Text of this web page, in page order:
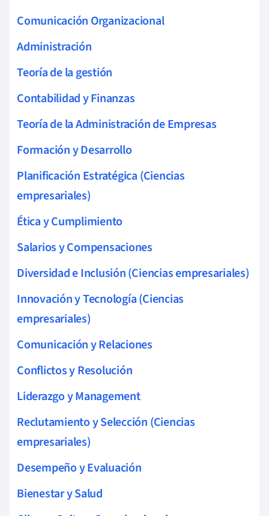
Comunicación Organizacional
Administración
Teoría de la gestión
Contabilidad y Finanzas
Teoría de la Administración de Empresas
Formación y Desarrollo
Planificación Estratégica (Ciencias
empresariales)
Ética y Cumplimiento
Salarios y Compensaciones
Diversidad e Inclusión (Ciencias empresariales)
Innovación y Tecnología (Ciencias
empresariales)
Comunicación y Relaciones
Conflictos y Resolución
Liderazgo y Management
Reclutamiento y Selección (Ciencias
empresariales)
Desempeño y Evaluación
Bienestar y Salud